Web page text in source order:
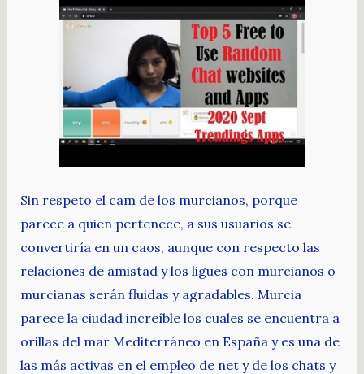
Sin respeto el cam de los murcianos, porque
parece a quien pertenece, a sus usuarios se
convertiría en un caos, aunque con respecto las
relaciones de amistad y los ligues con murcianos o
murcianas serán fluidas y agradables. Murcia
parece la ciudad increíble los cuales se encuentra a
orillas del mar Mediterráneo en España y es una de
las más activas en el empleo de net y de los chats y